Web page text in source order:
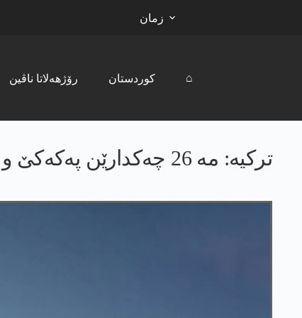
زمان
رۆژھەلاتا ناڤین کوردستان ⌂
ترکیە: مە 26 چەکدارێن پەکەکێ و یەپەگێ د ھەفتیەکێ دە کوشتنە